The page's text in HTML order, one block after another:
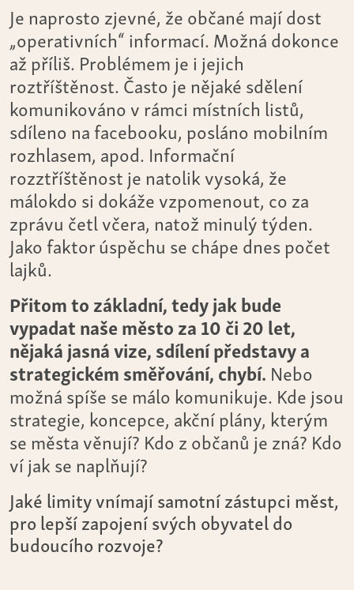
Je naprosto zjevné, že občané mají dost
„operativních“ informací. Možná dokonce
až příliš. Problémem je i jejich
roztříštěnost. Často je nějaké sdělení
komunikováno v rámci místních listů,
sdíleno na facebooku, posláno mobilním
rozhlasem, apod. Informační
rozztříštěnost je natolik vysoká, že
málokdo si dokáže vzpomenout, co za
zprávu četl včera, natož minulý týden.
Jako faktor úspěchu se chápe dnes počet
lajků.
Přitom to základní, tedy jak bude
vypadat naše město za 10 či 20 let,
nějaká jasná vize, sdílení představy a
strategickém směřování, chybí. Nebo
možná spíše se málo komunikuje. Kde jsou
strategie, koncepce, akční plány, kterým
se města věnují? Kdo z občanů je zná? Kdo
ví jak se naplňují?
Jaké limity vnímají samotní zástupci měst,
pro lepší zapojení svých obyvatel do
budoucího rozvoje?